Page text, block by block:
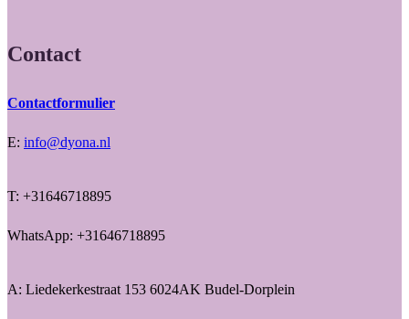
Contact
Contactformulier
E: info@dyona.nl
T: +31646718895
WhatsApp: +31646718895
A: Liedekerkestraat 153 6024AK Budel-Dorplein